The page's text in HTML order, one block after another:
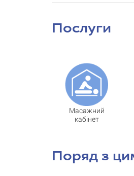
Послуги
Масажний
кабінет
Поряд з